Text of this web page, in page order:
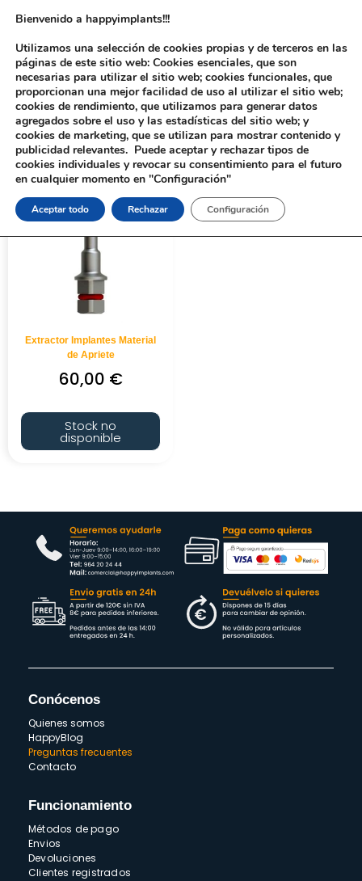
Inicio/ Productos etiquetados “9140-3”
Extractor Implantes Material
de Apriete
60,00 €
Stock no
disponible
Conócenos
Quienes somos
HappyBlog
Preguntas frecuentes
Contacto
Funcionamiento
Métodos de pago
Envios
Devoluciones
Clientes registrados
Bienvenido a happyimplants!!!
Utilizamos una selección de cookies propias y de terceros en las
páginas de este sitio web: Cookies esenciales, que son
necesarias para utilizar el sitio web; cookies funcionales, que
proporcionan una mejor facilidad de uso al utilizar el sitio web;
cookies de rendimiento, que utilizamos para generar datos
agregados sobre el uso y las estadísticas del sitio web; y
cookies de marketing, que se utilizan para mostrar contenido y
publicidad relevantes. Puede aceptar y rechazar tipos de
cookies individuales y revocar su consentimiento para el futuro
en cualquier momento en "Configuración"
Aceptar todo Rechazar Configuración